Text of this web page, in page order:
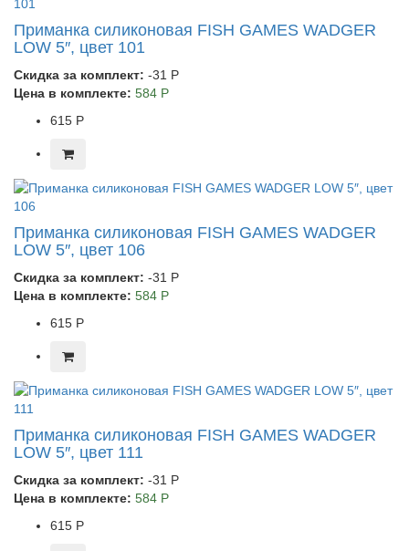
Приманка силиконовая FISH GAMES WADGER
LOW 5″, цвет 101
Скидка за комплект: -31 Р
Цена в комплекте: 584 Р
615 Р
Приманка силиконовая FISH GAMES WADGER
LOW 5″, цвет 106
Скидка за комплект: -31 Р
Цена в комплекте: 584 Р
615 Р
Приманка силиконовая FISH GAMES WADGER
LOW 5″, цвет 111
Скидка за комплект: -31 Р
Цена в комплекте: 584 Р
615 Р